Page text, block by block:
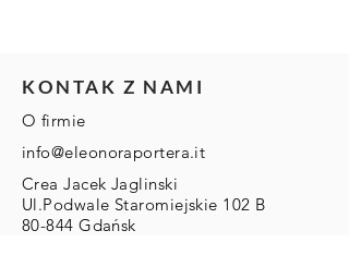
KONTAK Z NAMI
O firmie
info@eleonoraportera.it
Crea Jacek Jaglinski
Ul.Podwale Staromiejskie 102 B
80-844 Gdańsk